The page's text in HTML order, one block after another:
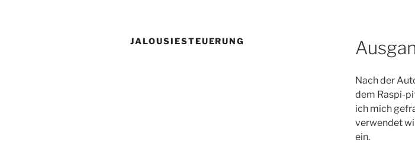
JALOUSIESTEUERUNG
Nach der
dem Raspi-
ich mich
verwendet
ein.